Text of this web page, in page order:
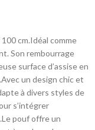
cm.Idéal comme
Son rembourrage
surface d’assise en
un design chic et
à divers styles de
s’intégrer
pouf offre un